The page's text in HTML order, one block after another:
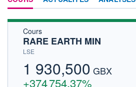
Cours
RARE EARTH MIN
LSE
1 930,500 GBX
+374 754,37%